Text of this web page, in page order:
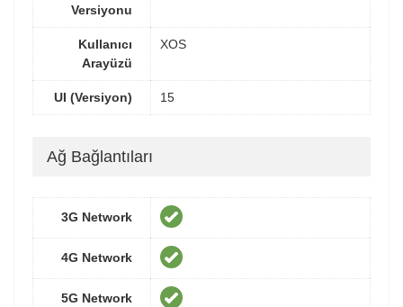
Versiyonu
Kullanıcı
Arayüzü
XOS
UI (Versiyon) 15
Ağ Bağlantıları
3G Network
4G Network
5G Network